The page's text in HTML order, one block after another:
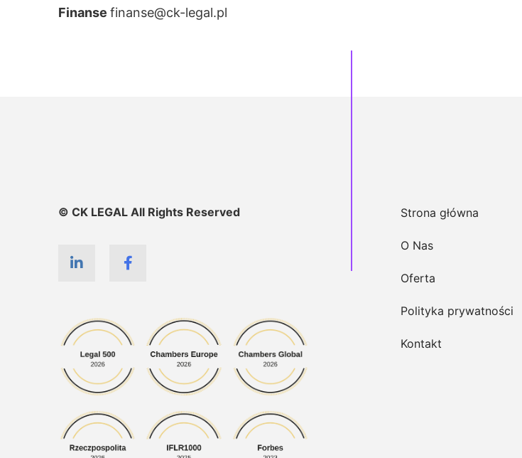
Finanse finanse@ck-legal.pl
© CK LEGAL All Rights Reserved Strona główna
O Nas
Oferta
Polityka prywatności
Kontakt